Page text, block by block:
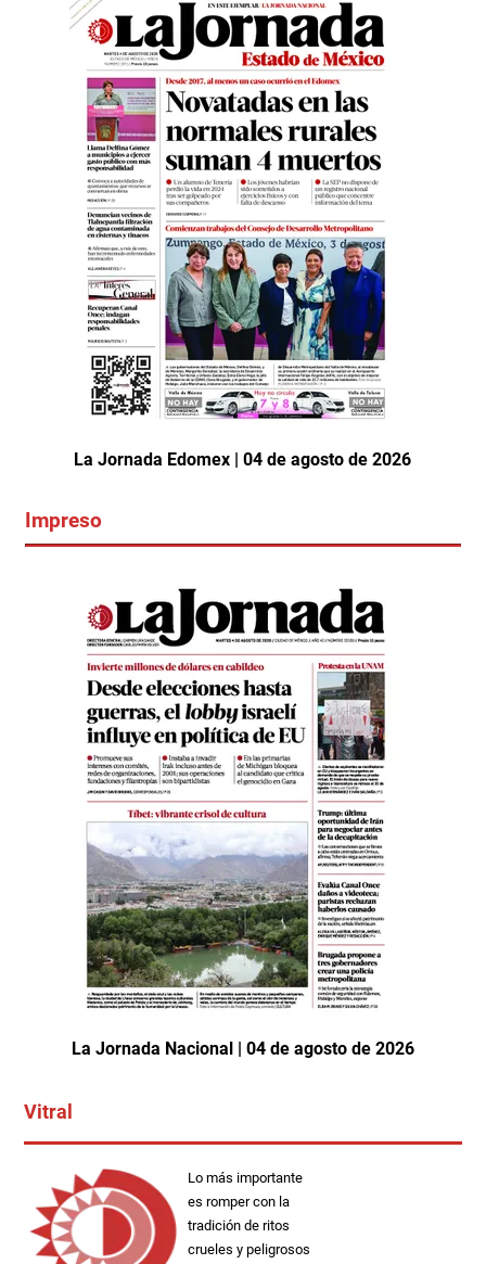
La Jornada Edomex | 04 de agosto de 2026
Impreso
La Jornada Nacional | 04 de agosto de 2026
Vitral
Lo más importante
es romper con la
tradición de ritos
crueles y peligrosos